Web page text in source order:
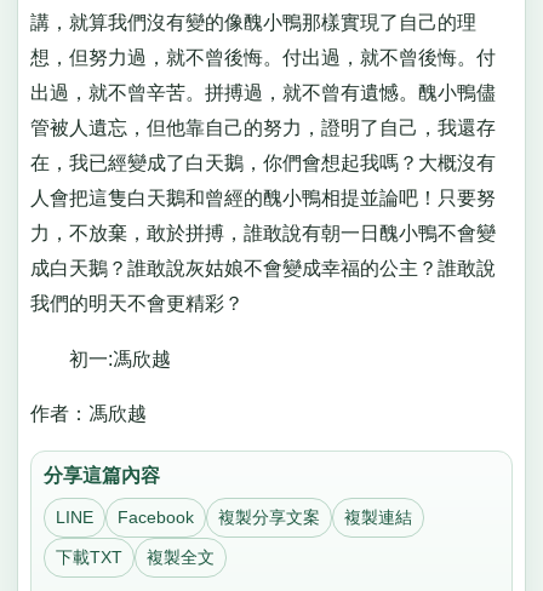
講，就算我們沒有變的像醜小鴨那樣實現了自己的理
想，但努力過，就不曾後悔。付出過，就不曾後悔。付
出過，就不曾辛苦。拼搏過，就不曾有遺憾。醜小鴨儘
管被人遺忘，但他靠自己的努力，證明了自己，我還存
在，我已經變成了白天鵝，你們會想起我嗎？大概沒有
人會把這隻白天鵝和曾經的醜小鴨相提並論吧！只要努
力，不放棄，敢於拼搏，誰敢說有朝一日醜小鴨不會變
成白天鵝？誰敢說灰姑娘不會變成幸福的公主？誰敢說
我們的明天不會更精彩？
初一:馮欣越
作者：馮欣越
分享這篇內容
LINE Facebook 複製分享文案 複製連結
下載TXT 複製全文